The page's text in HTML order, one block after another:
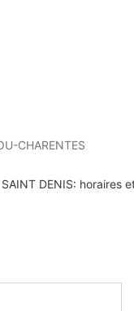
CHARENTES
DENIS: horaires